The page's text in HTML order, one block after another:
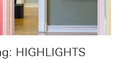
HIGHLIGHTS